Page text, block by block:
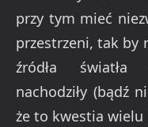
przy tym mieć
przestrzeni, tak by
źródła
nachodziły (bądź
że to kwestia